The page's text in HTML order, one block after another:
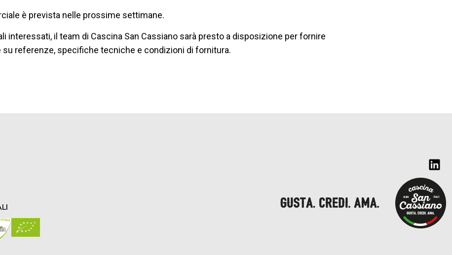
è prevista nelle prossime settimane.
interessati, il team di Cascina San Cassiano sarà presto a disposizione per fornire
referenze, specifiche tecniche e condizioni di fornitura.